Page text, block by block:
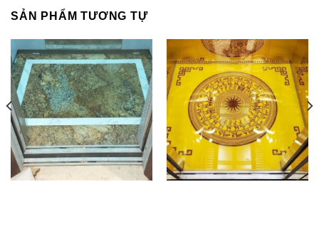
SẢN PHẨM TƯƠNG TỰ